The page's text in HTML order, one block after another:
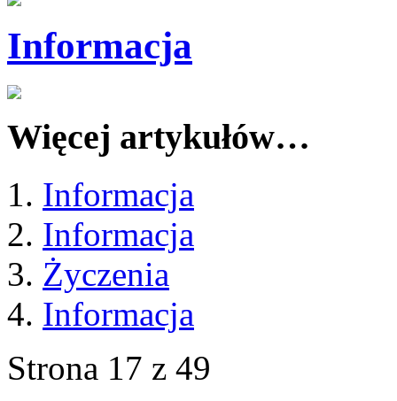
Informacja
Więcej artykułów…
Informacja
Informacja
Życzenia
Informacja
Strona 17 z 49